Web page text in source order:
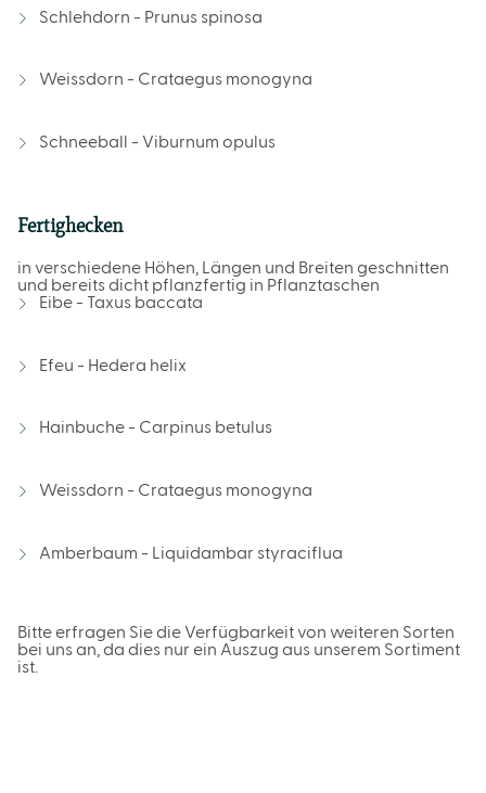
Schlehdorn - Prunus spinosa
Weissdorn - Crataegus monogyna
Schneeball - Viburnum opulus
Fertighecken
in verschiedene Höhen, Längen und Breiten geschnitten
und bereits dicht pflanzfertig in Pflanztaschen
Eibe - Taxus baccata
Efeu - Hedera helix
Hainbuche - Carpinus betulus
Weissdorn - Crataegus monogyna
Amberbaum - Liquidambar styraciflua
Bitte erfragen Sie die Verfügbarkeit von weiteren Sorten
bei uns an, da dies nur ein Auszug aus unserem Sortiment
ist.